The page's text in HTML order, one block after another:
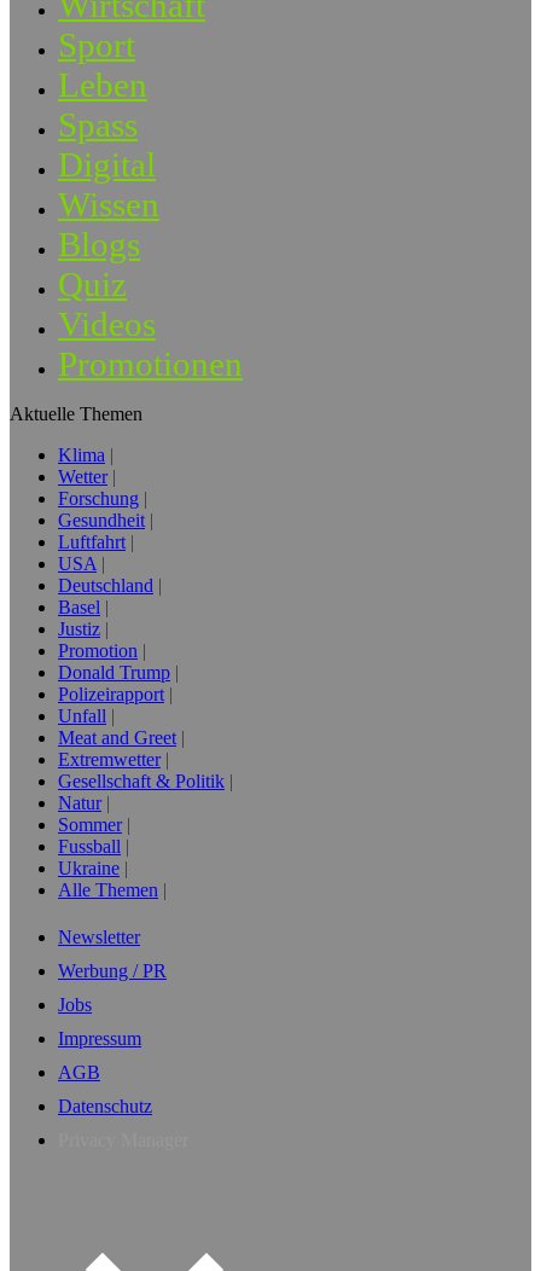
Sport
Leben
Spass
Digital
Wissen
Blogs
Quiz
Videos
Promotionen
Aktuelle Themen
Klima
Wetter
Forschung
Gesundheit
Luftfahrt
USA
Deutschland
Basel
Justiz
Promotion
Donald Trump
Polizeirapport
Unfall
Meat and Greet
Extremwetter
Gesellschaft & Politik
Natur
Sommer
Fussball
Ukraine
Alle Themen
Newsletter
Werbung / PR
Jobs
Impressum
AGB
Datenschutz